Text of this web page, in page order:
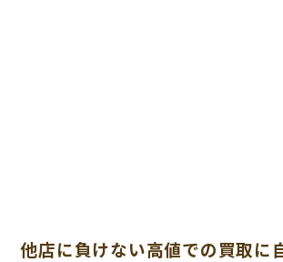
他店に負けない高値での買取に